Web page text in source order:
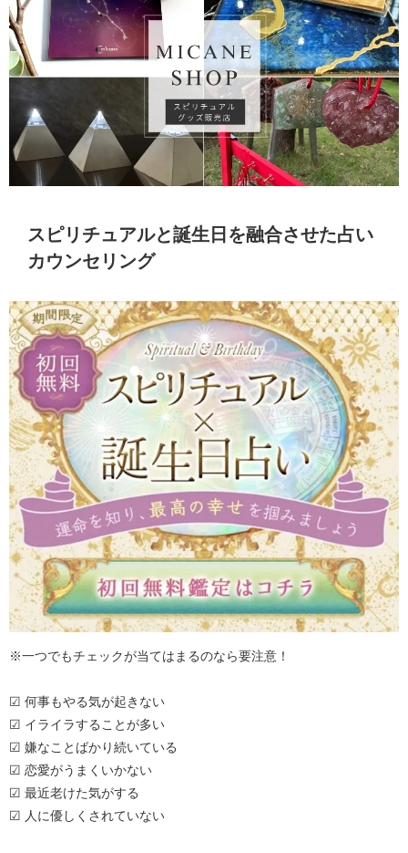
スピリチュアルと誕生日を融合させた占い
カウンセリング
※一つでもチェックが当てはまるのなら要注意！
☑ 何事もやる気が起きない
☑ イライラすることが多い
☑ 嫌なことばかり続いている
☑ 恋愛がうまくいかない
☑ 最近老けた気がする
☑ 人に優しくされていない